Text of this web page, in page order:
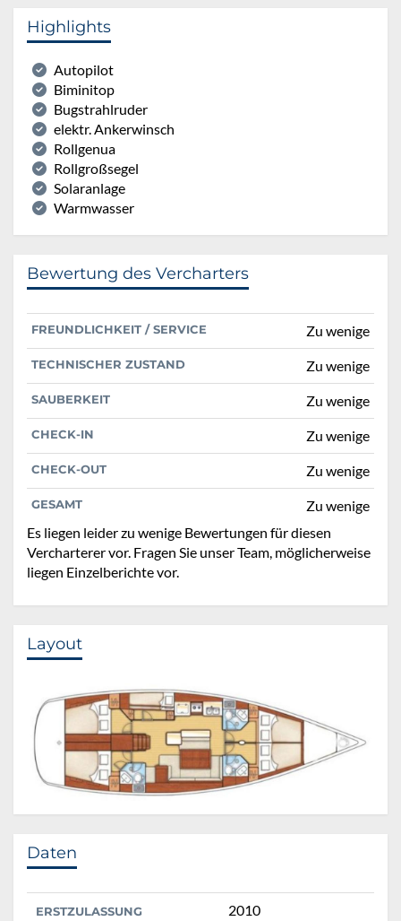
Highlights
Autopilot
Biminitop
Bugstrahlruder
elektr. Ankerwinsch
Rollgenua
Rollgroßsegel
Solaranlage
Warmwasser
Bewertung des Vercharters
FREUNDLICHKEIT / SERVICE Zu wenige
TECHNISCHER ZUSTAND Zu wenige
SAUBERKEIT Zu wenige
CHECK-IN Zu wenige
CHECK-OUT Zu wenige
GESAMT
Zu wenige
Es liegen leider zu wenige Bewertungen für diesen
Vercharterer vor. Fragen Sie unser Team, möglicherweise
liegen Einzelberichte vor.
Layout
Daten
ERSTZULASSUNG 2010